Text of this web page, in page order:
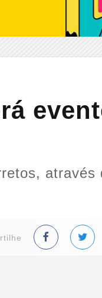
através